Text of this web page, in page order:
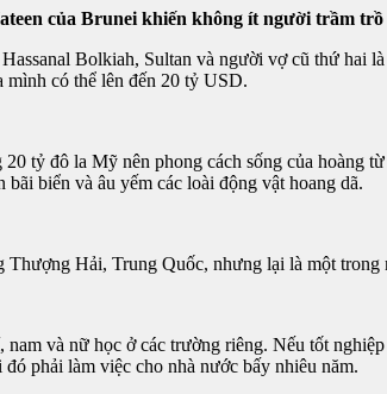
của Brunei khiến không ít người trầm trồ
Bolkiah, Sultan và người vợ cũ thứ hai
có thể lên đến 20 tỷ USD.
tỷ đô la Mỹ nên phong cách sống của hoàng
biển và âu yếm các loài động vật hoang dã.
Hải, Trung Quốc, nhưng lại là một trong
và nữ học ở các trường riêng. Nếu tốt
phải làm việc cho nhà nước bấy nhiêu năm.